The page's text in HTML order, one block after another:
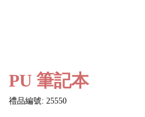
PU 筆記本
禮品編號: 25550